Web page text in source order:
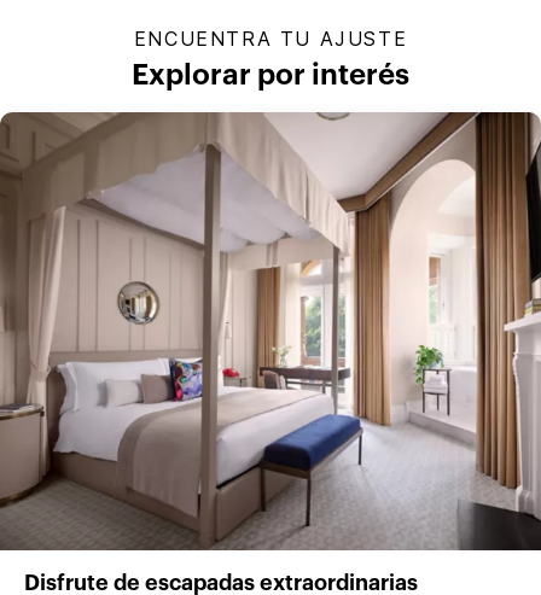
ENCUENTRA TU AJUSTE
Explorar por interés
Disfrute de escapadas extraordinarias